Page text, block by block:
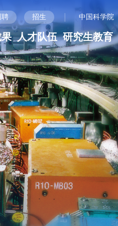
聘 招生 | 中国科学院
人才队伍 研究生教育